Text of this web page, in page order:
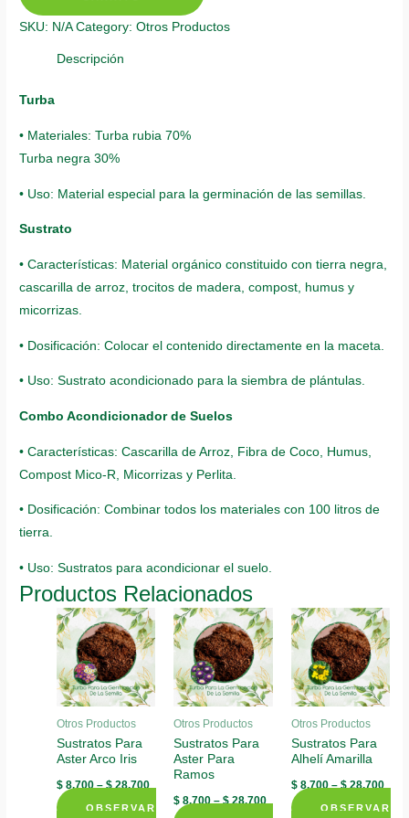
Sinauta
quantity
SKU: N/A Category:Otros Productos
Descripción
Turba
• Materiales: Turba rubia 70%
Turba negra 30%
• Uso: Material especial para la germinación de las semillas.
Sustrato
• Características: Material orgánico constituido con tierra negra,
cascarilla de arroz, trocitos de madera, compost, humus y
micorrizas.
• Dosificación: Colocar el contenido directamente en la maceta.
• Uso: Sustrato acondicionado para la siembra de plántulas.
Combo Acondicionador de Suelos
• Características: Cascarilla de Arroz, Fibra de Coco, Humus,
Compost Mico-R, Micorrizas y Perlita.
• Dosificación: Combinar todos los materiales con 100 litros de
tierra.
• Uso: Sustratos para acondicionar el suelo.
Productos Relacionados
Otros Productos
Sustratos Para
Aster Arco Iris
$ 8.700–$28.700
OBSERVAR
Otros Productos
Sustratos Para
Aster Para
Ramos
$ 8.700–$28.700
Otros Productos
Sustratos Para
Alhelí Amarilla
$8.700–$28.700
OBSERVAR